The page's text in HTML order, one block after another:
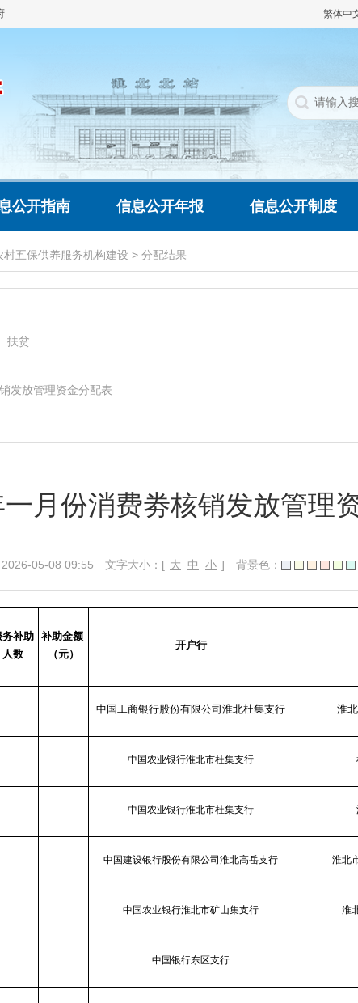
繁体中
公开指南 信息公开年报 信息公开制度
村五保供养服务机构建设 > 分配结果
扶贫
发放管理资金分配表
月份消费劵核销发放管理
05-08 09:55 文字大小：[ 大 中 小 ] 背景色：
务补助
人数
补助金额
（元）
开户行
中国工商银行股份有限公司淮北杜集支行 淮
中国农业银行淮北市杜集支行
中国农业银行淮北市杜集支行
中国建设银行股份有限公司淮北高岳支行 淮北
中国农业银行淮北市矿山集支行 淮
中国银行东区支行